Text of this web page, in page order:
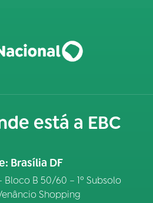
está a EBC
Brasília DF
Bloco B 50/60 – 1º Subsolo
Shopping